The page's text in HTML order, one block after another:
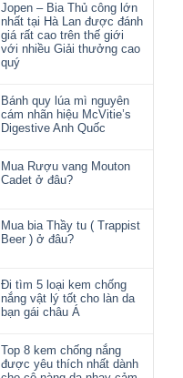
Jopen – Bia Thủ công lớn
nhất tại Hà Lan được đánh
giá rất cao trên thế giới
với nhiều Giải thưởng cao
quý
Bánh quy lúa mì nguyên
cám nhãn hiệu McVitie’s
Digestive Anh Quốc
Mua Rượu vang Mouton
Cadet ở đâu?
Mua bia Thầy tu ( Trappist
Beer ) ở đâu?
Đi tìm 5 loại kem chống
nắng vật lý tốt cho làn da
bạn gái châu Á
Top 8 kem chống nắng
được yêu thích nhất dành